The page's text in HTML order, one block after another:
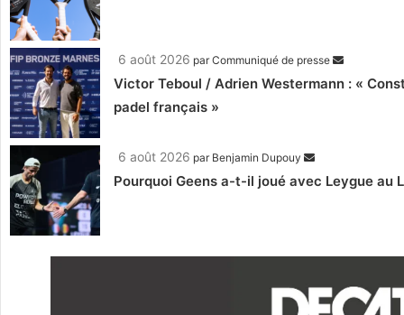
6 août 2026 parCommuniqué de presse
Victor Teboul / Adrien Westermann : «
padel français »
6 août 2026 par Benjamin Dupouy
Pourquoi Geens a-t-il joué avec Leygue au